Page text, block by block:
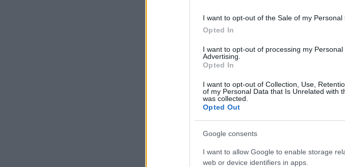
I want to opt-out of the Sale of my Personal
Opted In
I want to opt-out of processing my Personal
Advertising.
Opted In
I want to opt-out of Collection, Use,
of my Personal Data that Is Unrelated with
was collected.
Opted Out
Google consents
I want to allow Google to enable storage
web or device identifiers in apps.